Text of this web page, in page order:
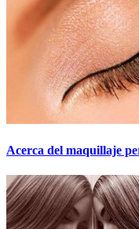
Acerca del maquillaje